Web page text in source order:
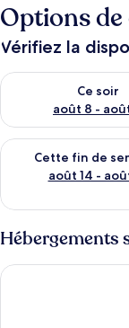
Options
Vérifiez la
Ce soir
août 8 -
Vérifier la
Cette fin de
août 14 -
Vérifier la
Hébergements
Hotel Qamar Lux